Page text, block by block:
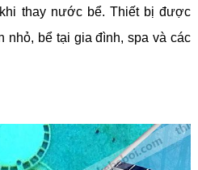
thay nước bể. Thiết bị được
nhỏ, bể tại gia đình, spa và các